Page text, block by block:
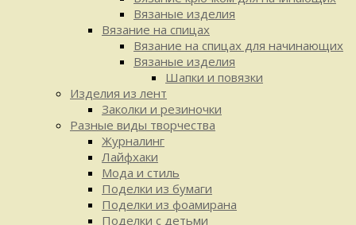
Вязаные изделия
Вязание на спицах
Вязание на спицах для начинающих
Вязаные изделия
Шапки и повязки
Изделия из лент
Заколки и резиночки
Разные виды творчества
Журналинг
Лайфхаки
Мода и стиль
Поделки из бумаги
Поделки из фоамирана
Поделки с детьми